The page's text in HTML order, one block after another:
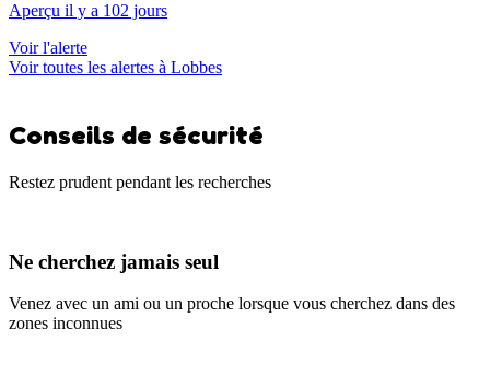
Aperçu il y a 102 jours
Voir l'alerte
Voir toutes les alertes à Lobbes
Conseils de sécurité
Restez prudent pendant les recherches
Ne cherchez jamais seul
Venez avec un ami ou un proche lorsque vous cherchez dans des
zones inconnues